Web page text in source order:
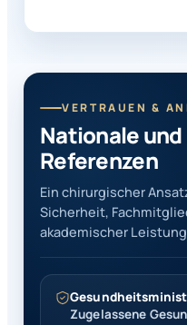
VERTRAUEN &
Nationale
Referenzen
Ein chirurgischer
Sicherheit,
akademischer
Zugelassene